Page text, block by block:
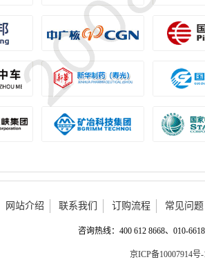
网站介绍 联系我们 订购流程 常见问题
咨询热线：400 612 8668、010-
京ICP备10007914号-